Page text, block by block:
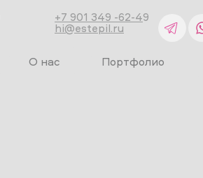
Портфолио
О нас
+7 901 349 -62-49
hi@estepil.ru